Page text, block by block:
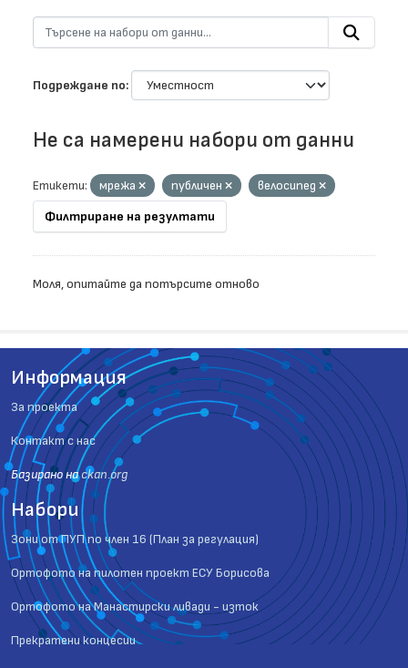
Подреждане по
Не са намерени набори от данни
Етикети: мрежа публичен
велосипед
Филтриране на резултати
Моля, опитайте да потърсите отново
Информация
За проекта
Контакт с нас
Базиранo наckan.org
Набори
Зони от ПУП по член 16 (План за регулация)
Ортофото на пилотен проект ЕСУ Борисова
Ортофото на Манастирски ливади - изток
Прекратени концесии